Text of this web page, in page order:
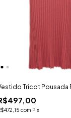
Tricot Pousada
com Pix